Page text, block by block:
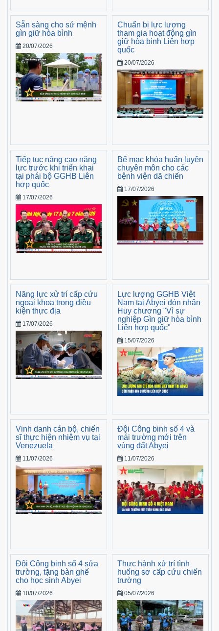
Sẵn sàng cho sứ mệnh
gìn giữ hòa bình
20/07/2026
Chuẩn bị lực lượng
tham gia hoạt động gìn
giữ hòa bình Liên hợp
quốc
20/07/2026
Tiếp tục nâng cao năng
lực trước khi triển khai
tại phái bộ GGHB Liên
hợp quốc
17/07/2026
Bế mạc khóa huấn luyện
chuyên môn cho các
bệnh viện dã chiến
17/07/2026
Năng lực xử trí cấp cứu
ngoại khoa trong điều
kiện thực địa
17/07/2026
Lực lượng GGHB Việt
Nam tại Abyei đón nhận
Huy chương "Vì sự
nghiệp Gìn giữ hòa bình
Liên hợp quốc"
15/07/2026
Vinh danh cán bộ, chiến
sĩ thực hiện nhiệm vụ tại
Venezuela
11/07/2026
Đội Công binh số 4 và
mái trường mới trên
vùng đất Abyei
11/07/2026
Đội Công binh số 4 sửa
trường, tặng bàn ghế
cho học sinh Abyei
10/07/2026
Thực hành xử trí tình
huống sơ cấp cứu chiến
trường
05/07/2026